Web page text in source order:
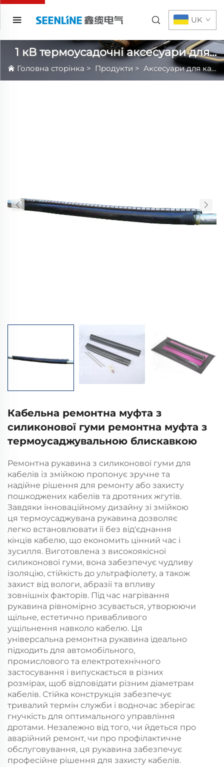
UK
1 кВ термоусадочні аксесуари для
кабелів
Головна сторінка > Продукти > Аксесуари для кабелю з гарячою усадкою
Кабельна ремонтна муфта з
силиконової гуми ремонтна муфта з
термоусаджувальною блискавкою
Ремонтна рукавина з силиконової гуми для
кабелів із змійкою пропонує зручне та
надійне рішення для ремонту або захисту
пошкоджених кабелів та дротяних жгутів.
Завдяки інноваційному дизайну зі змійкою
ця термоусаджувана рукавина дозволяє
легко встановлювати її без від'єднання
кінців кабелю, що економить цінний час і
зусилля. Виготовлена з високоякісної
силиконової гуми, вона забезпечує чудливу
ізоляцію, стійкість до ультрафіолету, а також
захист від вологи, абразії та впливу
зовнішніх факторів. Під час нагрівання
рукавина рівномірно зсувається, утворюючи
щільне, естетично привабливого
ущільнення навколо кабелю. Ця
універсальна ремонтна рукавина ідеально
підходить для автомобільного,
промислового та електротехнічного
застосування і випускається в різних
розмірах, щоб відповідати різним діаметрам
кабелів. Стійка конструкція забезпечує
тривалий термін служби і водночас зберігає
гнучкість для оптимального управління
дротами. Незалежно від того, чи йдеться про
аварійний ремонт, чи про профілактичне
обслуговування, ця рукавина забезпечує
професійне рішення для захисту кабелів.